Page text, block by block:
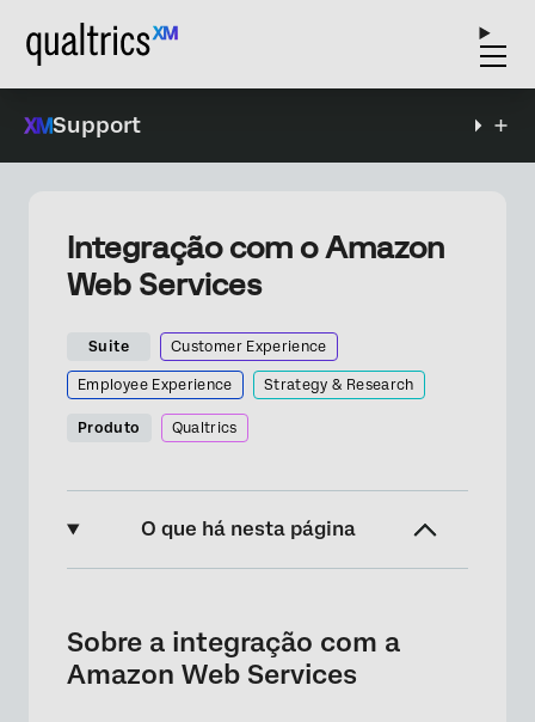
Support
Integração com o Amazon
Web Services
Suite Customer Experience
Employee Experience Strategy & Research
Produto Qualtrics
O que há nesta página
Etapa 1: Configuração de um Evento JSON
Sobre a integração com a
Amazon Web Services